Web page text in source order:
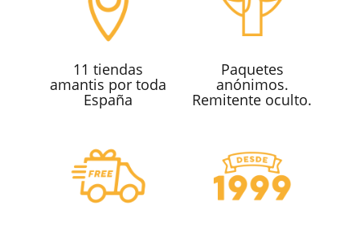
11 tiendas
amantis por toda
España
Paquetes
anónimos.
Remitente oculto.